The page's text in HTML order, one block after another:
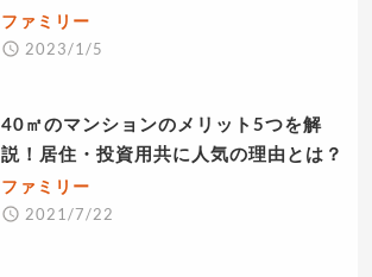
ファミリー
2023/1/5
40㎡のマンションのメリット5つを解
説！居住・投資用共に人気の理由とは？
ファミリー
2021/7/22